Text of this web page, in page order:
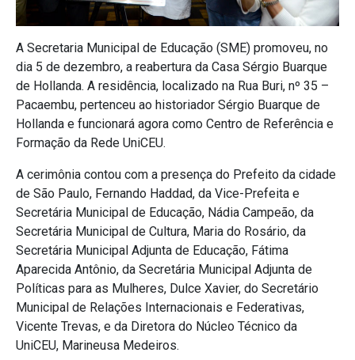
A Secretaria Municipal de Educação (SME) promoveu, no
dia 5 de dezembro, a reabertura da Casa Sérgio Buarque
de Hollanda. A residência, localizado na Rua Buri, nº 35 –
Pacaembu, pertenceu ao historiador Sérgio Buarque de
Hollanda e funcionará agora como Centro de Referência e
Formação da Rede UniCEU.
A cerimônia contou com a presença do Prefeito da cidade
de São Paulo, Fernando Haddad, da Vice-Prefeita e
Secretária Municipal de Educação, Nádia Campeão, da
Secretária Municipal de Cultura, Maria do Rosário, da
Secretária Municipal Adjunta de Educação, Fátima
Aparecida Antônio, da Secretária Municipal Adjunta de
Políticas para as Mulheres, Dulce Xavier, do Secretário
Municipal de Relações Internacionais e Federativas,
Vicente Trevas, e da Diretora do Núcleo Técnico da
UniCEU, Marineusa Medeiros.